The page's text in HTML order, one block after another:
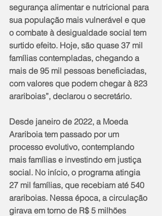
segurança alimentar e nutricional para
sua população mais vulnerável e que
o combate à desigualdade social tem
surtido efeito. Hoje, são quase 37 mil
famílias contempladas, chegando a
mais de 95 mil pessoas beneficiadas,
com valores que podem chegar à 823
arariboias”, declarou o secretário.
Desde janeiro de 2022, a Moeda
Arariboia tem passado por um
processo evolutivo, contemplando
mais famílias e investindo em justiça
social. No início, o programa atingia
27 mil famílias, que recebiam até 540
arariboias. Nessa época, a circulação
girava em torno de R$ 5 milhões